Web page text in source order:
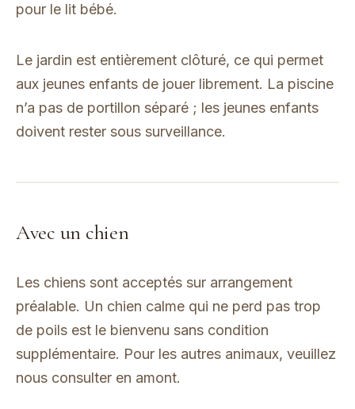
pour le lit bébé.
Le jardin est entièrement clôturé, ce qui permet
aux jeunes enfants de jouer librement. La piscine
n’a pas de portillon séparé ; les jeunes enfants
doivent rester sous surveillance.
Avec un chien
Les chiens sont acceptés sur arrangement
préalable. Un chien calme qui ne perd pas trop
de poils est le bienvenu sans condition
supplémentaire. Pour les autres animaux, veuillez
nous consulter en amont.